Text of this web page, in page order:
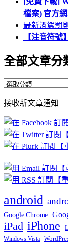
檔案) 官方
最新酒駕罰
【注音符號
全部文章分
全
文
章
分
類
接收新文章通知
android
Google Chrome
iPad iPhone
Windows Vista